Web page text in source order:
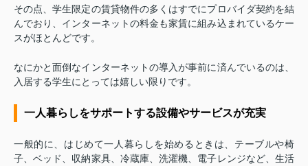
その点、学生限定の賃貸物件の多くはすでにプロバイダ契約を結
んでおり、インターネットの料金も家賃に組み込まれているケー
スがほとんどです。
なにかと面倒なインターネットの導入が事前に済んでいるのは、
入居する学生にとっては嬉しい限りです。
一人暮らしをサポートする設備やサービスが充実
一般的に、はじめて一人暮らしを始めるときは、テーブルや椅
子、ベッド、収納家具、冷蔵庫、洗濯機、電子レンジなど、生活